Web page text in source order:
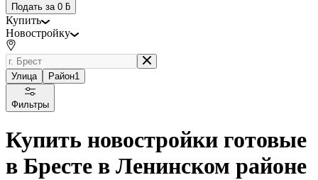
Подать за 0 ƃ
Купить
Новостройку
Улица Район1
Фильтры
Купить новостройки готовые
в Бресте в Ленинском районе